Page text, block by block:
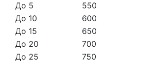
До 5
550
До 10
600
До 15
650
До 20
700
До 25
750